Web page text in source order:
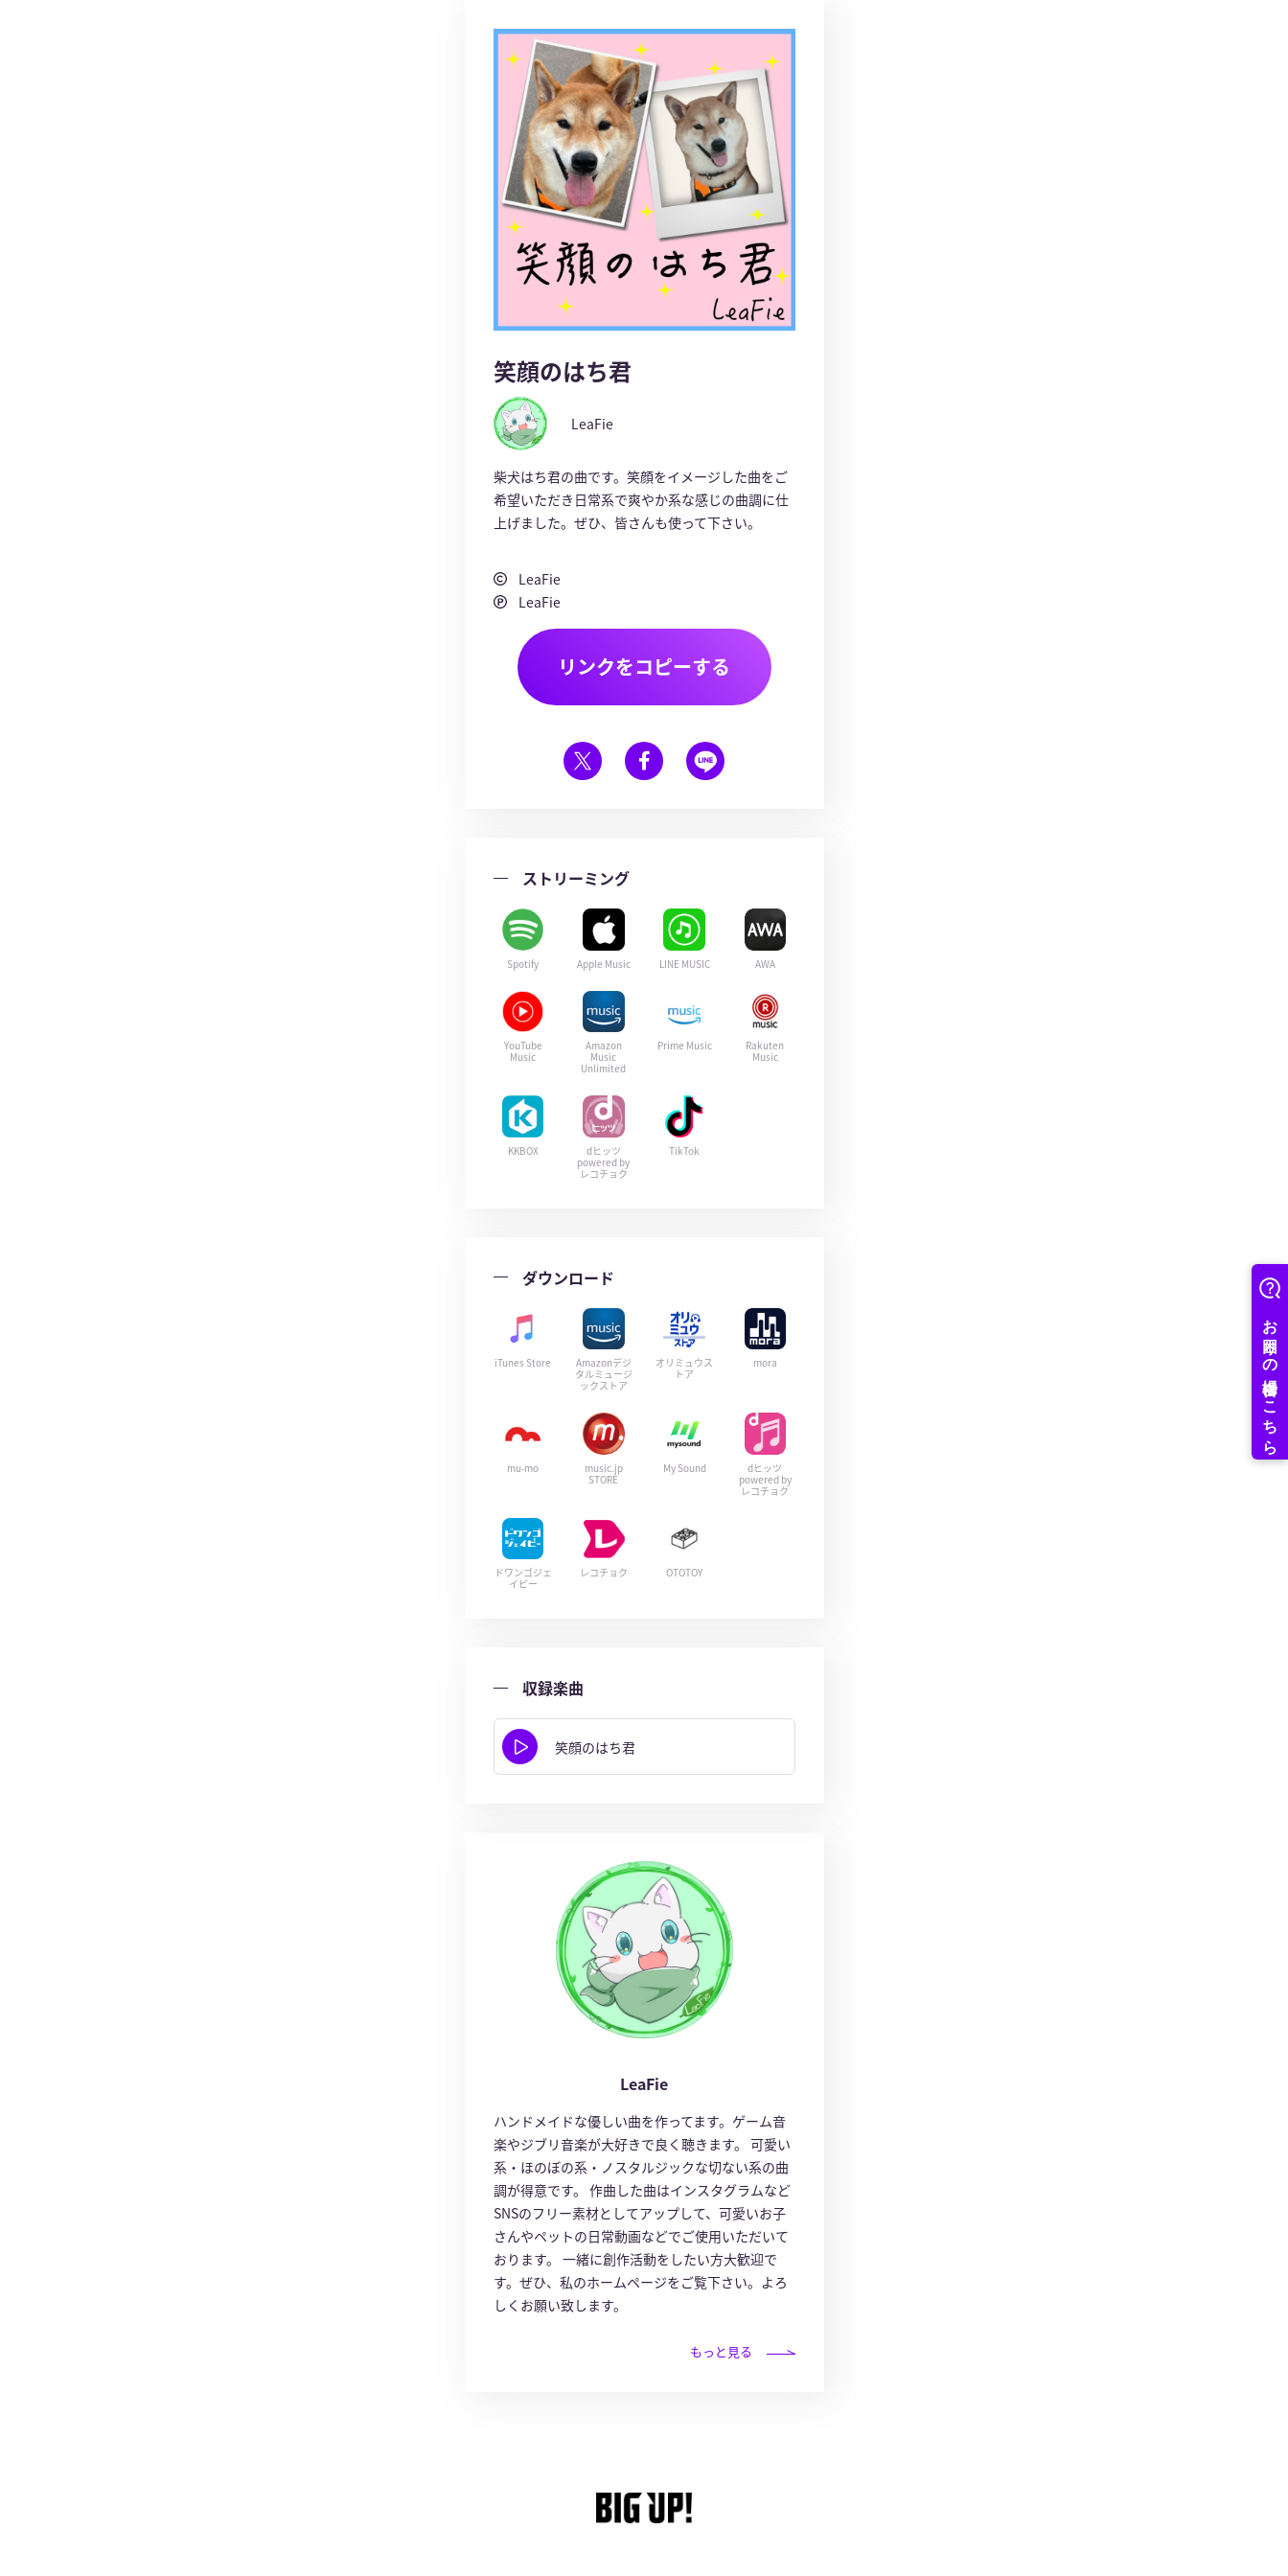
笑顔のはち君
LeaFie
柴犬はち君の曲です。笑顔をイメージした曲をご
希望いただき日常系で爽やか系な感じの曲調に仕
上げました。ぜひ、皆さんも使って下さい。
LeaFie
LeaFie
リンクをコピーする
ストリーミング
Spotify Apple Music LINE MUSIC AWA
YouTube
Music
Amazon
Music
Unlimited
Prime Music
Rakuten
Music
KKBOX
dヒッツ
powered by
レコチョク
TikTok
ダウンロード
iTunes Store
Amazonデジ
タルミュージ
ックストア
オリミュウス
トア
mora
mu-mo
music.jp
STORE
My Sound
dヒッツ
powered by
レコチョク
ドワンゴジェ
イピー
レコチョク OTOTOY
収録楽曲
笑顔のはち君
LeaFie
ハンドメイドな優しい曲を作ってます。ゲーム音
楽やジブリ音楽が大好きで良く聴きます。 可愛い
系・ほのぼの系・ノスタルジックな切ない系の曲
調が得意です。 作曲した曲はインスタグラムなど
SNSのフリー素材としてアップして、可愛いお子
さんやペットの日常動画などでご使用いただいて
おります。 一緒に創作活動をしたい方大歓迎で
す。ぜひ、私のホームページをご覧下さい。よろ
しくお願い致します。
もっと見る